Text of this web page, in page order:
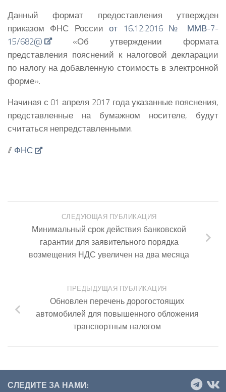
Данный формат предоставления утвержден
приказом ФНС Россииот 16.12.2016 № ММВ-7-
15/682@
«Об утверждении формата
представления пояснений к налоговой декларации
по налогу на добавленную стоимость в электронной
форме».
Начиная с 01 апреля 2017 года указанные пояснения,
представленные на бумажном носителе, будут
считаться непредставленными.
// ФНС
СЛЕДУЮЩАЯ ПУБЛИКАЦИЯ
Минимальный срок действия банковской
гарантии для заявительного порядка
возмещения НДС увеличен на два месяца
ПРЕДЫДУЩАЯ ПУБЛИКАЦИЯ
Обновлен перечень дорогостоящих
автомобилей для повышенного обложения
транспортным налогом
СЛЕДИТЕ ЗА НАМИ: